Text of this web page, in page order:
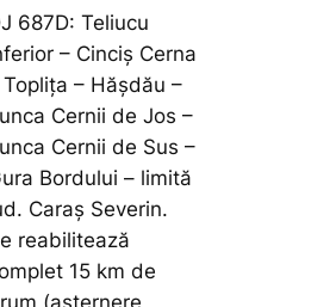
687D: Teliucu
– Cinciș Cerna
Toplița – Hășdău –
Cernii de Jos –
Cernii de Sus –
Bordului – limită
Caraș Severin.
reabilitează
15 km de
(așternere